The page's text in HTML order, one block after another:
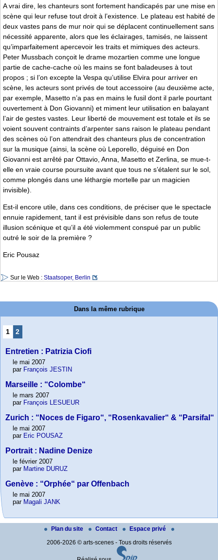
A vrai dire, les chanteurs sont fortement handicapés par une mise en
scène qui leur refuse tout droit à l’existence. Le plateau est habité de
deux vastes pans de mur noir qui se déplacent continuellement sans
nécessité apparente, alors que les éclairages, tamisés, ne laissent
qu’imparfaitement apercevoir les traits et mimiques des acteurs.
Peter Mussbach conçoit le drame mozartien comme une longue
partie de cache-cache où les mains se font baladeuses à tout
propos ; si l’on excepte la Vespa qu’utilise Elvira pour arriver en
scène, les acteurs sont privés de tout accessoire (au deuxième acte,
par exemple, Masetto n’a pas en mains le fusil dont il parle pourtant
ouvertement à Don Giovanni) et miment leur utilisation en balayant
l’air de gestes vastes. Leur liberté de mouvement est totale et ils se
voient souvent contraints d’arpenter sans raison le plateau pendant
des scènes où l’on attendrait des chanteurs plus de concentration
sur la musique (ainsi, la scène où Leporello, déguisé en Don
Giovanni est arrêté par Ottavio, Anna, Masetto et Zerlina, se mue-t-
elle en vraie course poursuite avant que tous ne s’étalent sur le sol,
comme plongés dans une léthargie mortelle par un magicien
invisible).
Est-il encore utile, dans ces conditions, de préciser que le spectacle
ennuie rapidement, tant il est prévisible dans son refus de toute
illusion scénique et qu’il a été violemment conspué par un public
outré le soir de la première ?
Eric Pousaz
Sur le Web : Staatsoper, Berlin
Dans la même rubrique
1 2
Entretien : Patrizia Ciofi
le mai 2007
par François JESTIN
Marseille : “Colombe“
le mars 2007
par François LESUEUR
Zurich : “Noces de Figaro“, “Rosenkavalier“ & “Parsifal“
le mai 2007
par Eric POUSAZ
Portrait : Nadine Denize
le février 2007
par Martine DURUZ
Genève : “Orphée“ par Offenbach
le mai 2007
par Magali JANK
Plan du site Contact
Espace privé
2006-2026 © arts-scenes - Tous droits réservés